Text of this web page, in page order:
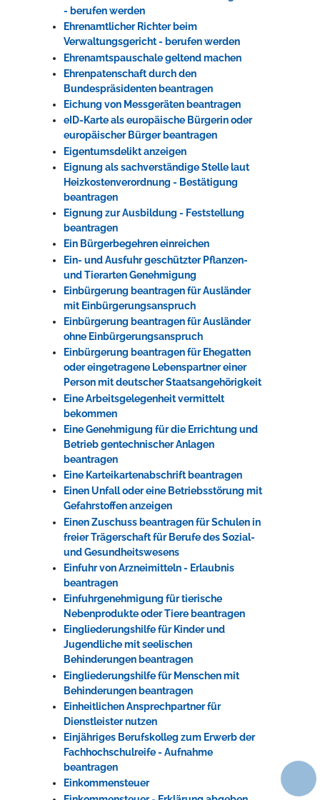
- berufen werden
Ehrenamtlicher Richter beim
Verwaltungsgericht - berufen werden
Ehrenamtspauschale geltend machen
Ehrenpatenschaft durch den
Bundespräsidenten beantragen
Eichung von Messgeräten beantragen
eID-Karte als europäische Bürgerin oder
europäischer Bürger beantragen
Eigentumsdelikt anzeigen
Eignung als sachverständige Stelle laut
Heizkostenverordnung - Bestätigung
beantragen
Eignung zur Ausbildung - Feststellung
beantragen
Ein Bürgerbegehren einreichen
Ein- und Ausfuhr geschützter Pflanzen-
und Tierarten Genehmigung
Einbürgerung beantragen für Ausländer
mit Einbürgerungsanspruch
Einbürgerung beantragen für Ausländer
ohne Einbürgerungsanspruch
Einbürgerung beantragen für Ehegatten
oder eingetragene Lebenspartner einer
Person mit deutscher Staatsangehörigkeit
Eine Arbeitsgelegenheit vermittelt
bekommen
Eine Genehmigung für die Errichtung und
Betrieb gentechnischer Anlagen
beantragen
Eine Karteikartenabschrift beantragen
Einen Unfall oder eine Betriebsstörung mit
Gefahrstoffen anzeigen
Einen Zuschuss beantragen für Schulen in
freier Trägerschaft für Berufe des Sozial-
und Gesundheitswesens
Einfuhr von Arzneimitteln - Erlaubnis
beantragen
Einfuhrgenehmigung für tierische
Nebenprodukte oder Tiere beantragen
Eingliederungshilfe für Kinder und
Jugendliche mit seelischen
Behinderungen beantragen
Eingliederungshilfe für Menschen mit
Behinderungen beantragen
Einheitlichen Ansprechpartner für
Dienstleister nutzen
Einjähriges Berufskolleg zum Erwerb der
Fachhochschulreife - Aufnahme
beantragen
Einkommensteuer